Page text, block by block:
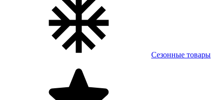
Сезонные товары